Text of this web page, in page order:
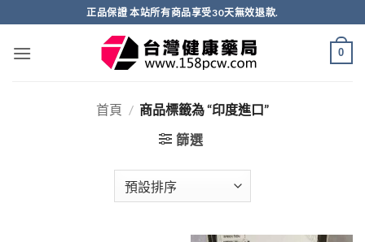
轉
正品保證 本站所有商品享受30天無效退款.
0
首頁 / 商品標籤為 “印度進口”
篩選